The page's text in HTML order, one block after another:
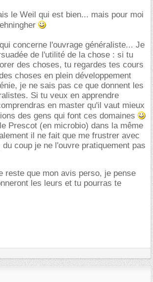
le Weil qui est bien... mais pour moi
concerne l'ouvrage généraliste... Je
de l'utilité de la chose : si tu
des choses, tu regardes tes cours
choses en plein développement
je ne sais pas ce que donnent les
Si tu veux en apprendre
en master qu'il vaut mieux
des gens qui font ces domaines
Prescot (en microbio) dans la même
il ne fait que me frustrer avec
coup je ne l'ouvre pratiquement pas
reste que mon avis perso, je pense
les leurs et tu pourras te